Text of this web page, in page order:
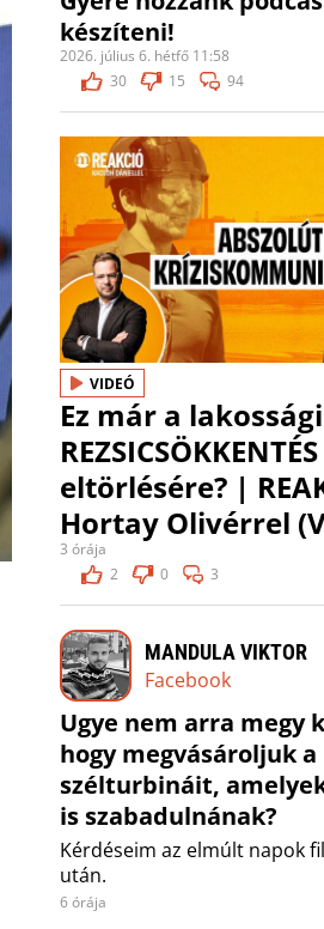
készíteni!
2026. július 6. hétfő 11:58
30
15 94
VIDEÓ
Ez már a
REZSICSÖKKENTÉS
eltörlésére? |
Hortay Olivérrel
3 órája
2
0 3
MANDULA VIKTOR
Facebook
Ugye nem arra megy
hogy megvásároljuk
szélturbináit,
is szabadulnának?
Kérdéseim az elmúlt napok
után.
6 órája